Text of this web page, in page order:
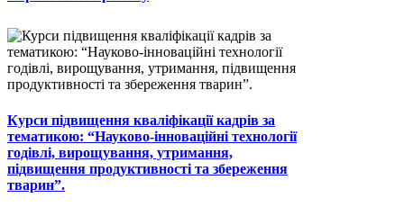
Курси підвищення кваліфікації кадрів за
тематикою: “Науково-інноваційні технології
годівлі, вирощування, утримання,
підвищення продуктивності та збереження
тварин”.